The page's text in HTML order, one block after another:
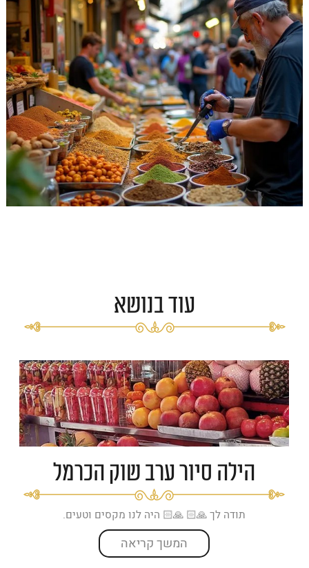
עוד בנושא
הילה סיור ערב שוק הכרמל
תודה לך 🙏🏻 🙏🏻 היה לנו מקסים וטעים.
המשך קריאה